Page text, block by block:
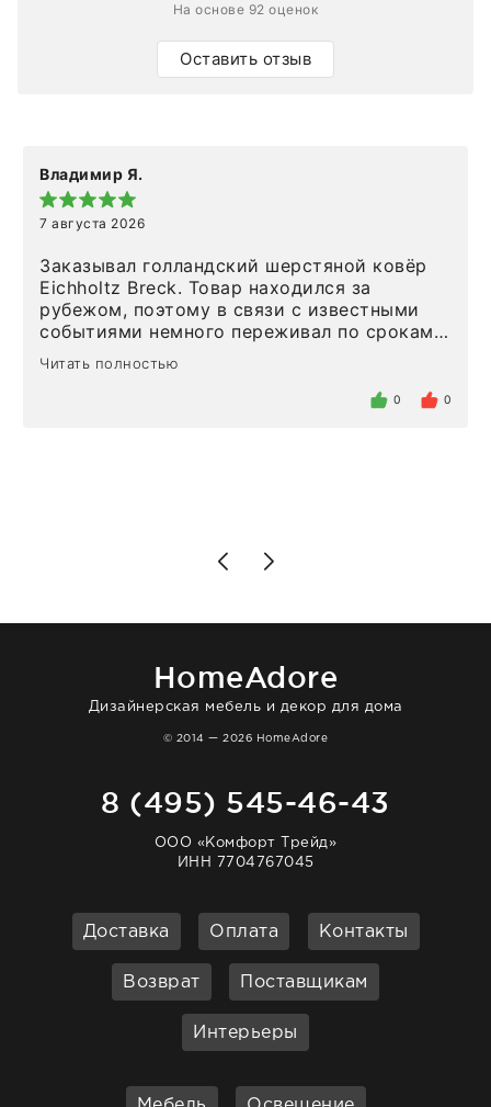
На основе 92 оценок
Оставить отзыв
Владимир Я.
7 августа 2026
Заказывал голландский шерстяной ковёр
Eichholtz Breck. Товар находился за
рубежом, поэтому в связи с известными
событиями немного переживал по срокам.
Но homeadore привезли ровно в
определенное в договоре время, без
то качество выше всяких похвал. Выглядит
Читать полностью
0 0
HomeAdore
Дизайнерская мебель и декор для дома
© 2014 — 2026 HomeAdore
8 (495) 545-46-43
ООО «Комфорт Трейд»
ИНН 7704767045
Доставка Оплата Контакты
Возврат Поставщикам
Интерьеры